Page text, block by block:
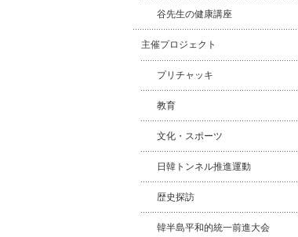
谷先生の健康講座
主催プロジェクト
プリチャッキ
教育
文化・スポーツ
日韓トンネル推進運動
歴史探訪
韓半島平和的統一前進大会